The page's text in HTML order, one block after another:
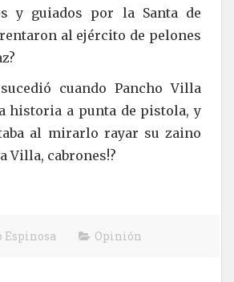
y guiados por la Santa de
al ejército de pelones
cuando Pancho Villa
historia a punta de pistola, y
al mirarlo rayar su zaino
Villa, cabrones!?
Opinión